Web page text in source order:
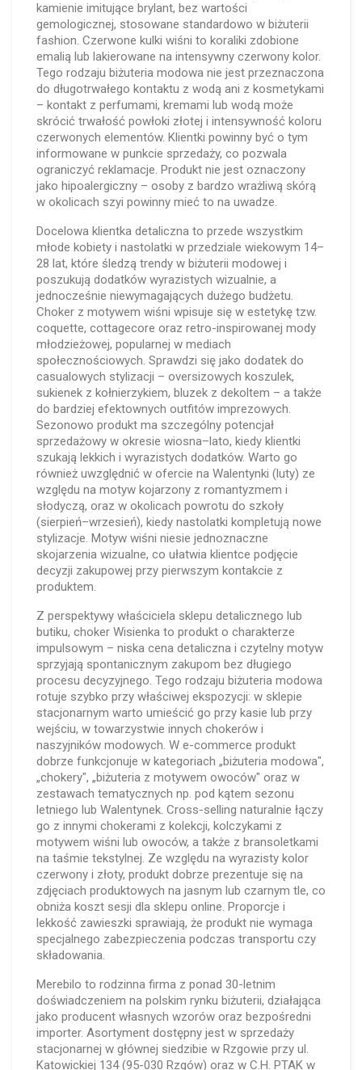
kamienie imitujące brylant, bez wartości
gemologicznej, stosowane standardowo w biżuterii
fashion. Czerwone kulki wiśni to koraliki zdobione
emalią lub lakierowane na intensywny czerwony kolor.
Tego rodzaju biżuteria modowa nie jest przeznaczona
do długotrwałego kontaktu z wodą ani z kosmetykami
– kontakt z perfumami, kremami lub wodą może
skrócić trwałość powłoki złotej i intensywność koloru
czerwonych elementów. Klientki powinny być o tym
informowane w punkcie sprzedaży, co pozwala
ograniczyć reklamacje. Produkt nie jest oznaczony
jako hipoalergiczny – osoby z bardzo wrażliwą skórą
w okolicach szyi powinny mieć to na uwadze.
Docelowa klientka detaliczna to przede wszystkim
młode kobiety i nastolatki w przedziale wiekowym 14–
28 lat, które śledzą trendy w biżuterii modowej i
poszukują dodatków wyrazistych wizualnie, a
jednocześnie niewymagających dużego budżetu.
Choker z motywem wiśni wpisuje się w estetykę tzw.
coquette, cottagecore oraz retro-inspirowanej mody
młodzieżowej, popularnej w mediach
społecznościowych. Sprawdzi się jako dodatek do
casualowych stylizacji – oversizowych koszulek,
sukienek z kołnierzykiem, bluzek z dekoltem – a także
do bardziej efektownych outfitów imprezowych.
Sezonowo produkt ma szczególny potencjał
sprzedażowy w okresie wiosna–lato, kiedy klientki
szukają lekkich i wyrazistych dodatków. Warto go
również uwzględnić w ofercie na Walentynki (luty) ze
względu na motyw kojarzony z romantyzmem i
słodyczą, oraz w okolicach powrotu do szkoły
(sierpień–wrzesień), kiedy nastolatki kompletują nowe
stylizacje. Motyw wiśni niesie jednoznaczne
skojarzenia wizualne, co ułatwia klientce podjęcie
decyzji zakupowej przy pierwszym kontakcie z
produktem.
Z perspektywy właściciela sklepu detalicznego lub
butiku, choker Wisienka to produkt o charakterze
impulsowym – niska cena detaliczna i czytelny motyw
sprzyjają spontanicznym zakupom bez długiego
procesu decyzyjnego. Tego rodzaju biżuteria modowa
rotuje szybko przy właściwej ekspozycji: w sklepie
stacjonarnym warto umieścić go przy kasie lub przy
wejściu, w towarzystwie innych chokerów i
naszyjników modowych. W e-commerce produkt
dobrze funkcjonuje w kategoriach „biżuteria modowa",
„chokery", „biżuteria z motywem owoców" oraz w
zestawach tematycznych np. pod kątem sezonu
letniego lub Walentynek. Cross-selling naturalnie łączy
go z innymi chokerami z kolekcji, kolczykami z
motywem wiśni lub owoców, a także z bransoletkami
na taśmie tekstylnej. Ze względu na wyrazisty kolor
czerwony i złoty, produkt dobrze prezentuje się na
zdjęciach produktowych na jasnym lub czarnym tle, co
obniża koszt sesji dla sklepu online. Proporcje i
lekkość zawieszki sprawiają, że produkt nie wymaga
specjalnego zabezpieczenia podczas transportu czy
składowania.
Merebilo to rodzinna firma z ponad 30-letnim
doświadczeniem na polskim rynku biżuterii, działająca
jako producent własnych wzorów oraz bezpośredni
importer. Asortyment dostępny jest w sprzedaży
stacjonarnej w głównej siedzibie w Rzgowie przy ul.
Katowickiej 134 (95-030 Rzgów) oraz w C.H. PTAK w